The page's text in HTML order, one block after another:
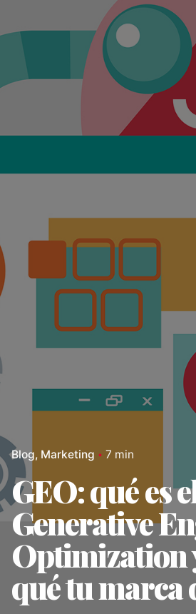
Blog Marketing 7 min
GEO: qué es
Generative
Optimization
qué tu marca